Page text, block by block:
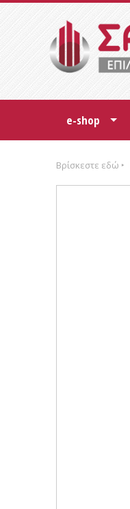
e-shop
Βρίσκεστε εδώ ‣